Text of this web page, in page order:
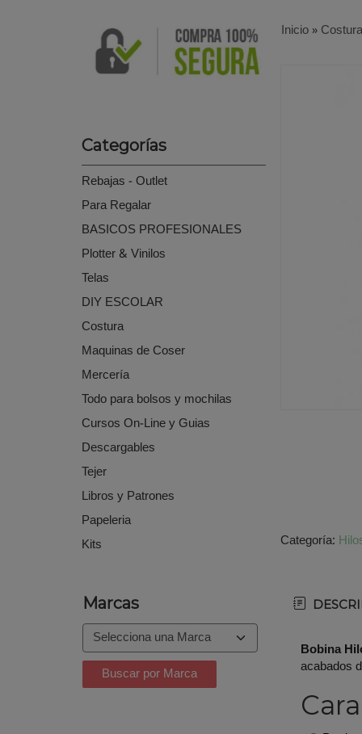
Categorías
Rebajas - Outlet
Para Regalar
BASICOS PROFESIONALES
Plotter & Vinilos
Telas
DIY ESCOLAR
Costura
Maquinas de Coser
Mercería
Todo para bolsos y mochilas
Cursos On-Line y Guias
Descargables
Tejer
Libros y Patrones
Papeleria
Kits
Marcas
Inicio»Costura
Categoría:
Bobina
acabados